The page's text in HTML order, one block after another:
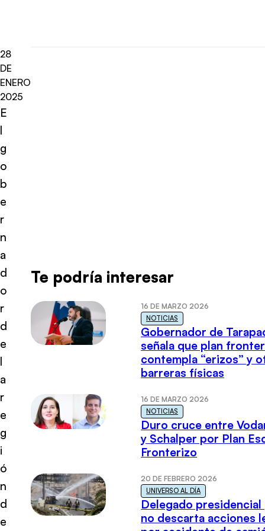
28
DE
ENERO
2025
E
l
g
o
b
e
r
n
a
d
o
r
d
e
l
a
r
e
g
i
ó
n
d
e
Te podría interesar
16 DE MARZO 2026
NOTICIAS
Gobernador de
señala que plan
contempla “erizos” y
barreras físicas
16 DE MARZO 2026
NOTICIAS
Duro cruce entre
y Schalper por Plan
Fronterizo
20 DE FEBRERO 2026
UNIVERSO AL DÍA
Delegado presidencial
no descarta acciones